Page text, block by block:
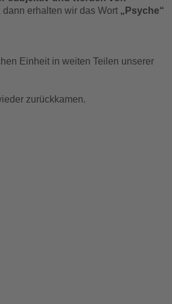
erhalten wir das Wort „Psyche“
Einheit in weiten Teilen unserer
zurückkamen.